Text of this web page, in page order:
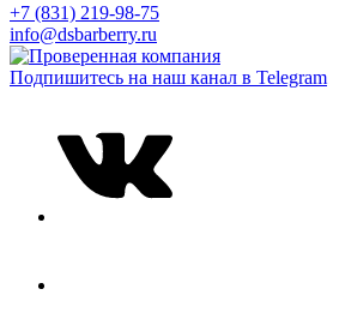
+7 (831) 219-98-75
info@dsbarberry.ru
Подпишитесь на наш канал в Telegram